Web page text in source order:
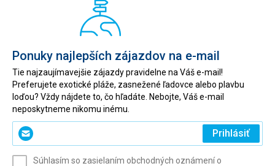
Ponuky najlepších zájazdov na e-mail
Tie najzaujímavejšie zájazdy pravidelne na Váš e-mail!
Preferujete exotické pláže, zasnežené ľadovce alebo plavbu
loďou? Vždy nájdete to, čo hľadáte. Nebojte, Váš e-mail
neposkytneme nikomu inému.
Zadajte
svoj
Prihlásiť
Súhlasím so zasielaním obchodných oznámení o